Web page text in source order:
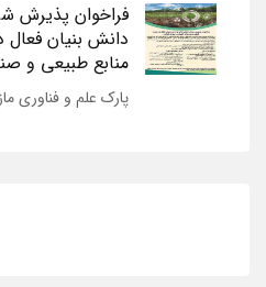
فراخوان پذیرش
دانش بنیان فعال
منابع طبیعی و
پارک علم و فناوری